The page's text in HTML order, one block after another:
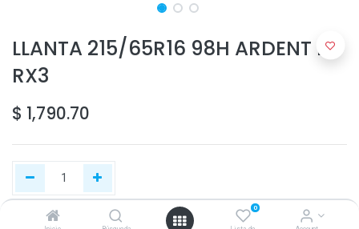
0
LLANTA 215/65R16 98H ARDENT HP
RX3
$ 1,790.70